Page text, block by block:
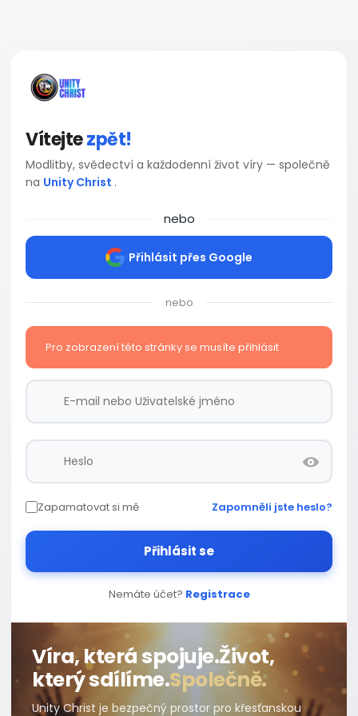
Vítejtezpět!
Modlitby, svědectví a každodenní život víry — společně
na Unity Christ .
nebo
Přihlásit přes Google
nebo
Pro zobrazení této stránky se musíte přihlásit
Zapamatovat si mě Zapomněli jste heslo?
Přihlásit se
Nemáte účet? Registrace
Víra, která spojuje.Život,
který sdílíme.Společně.
Unity Christ je bezpečný prostor pro křesťanskou